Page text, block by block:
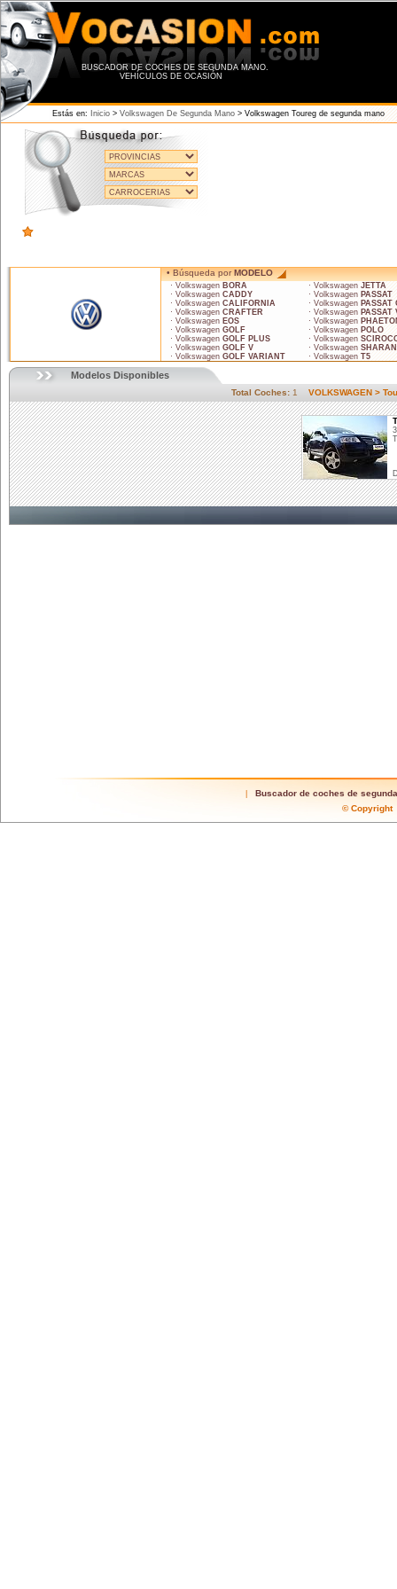
BUSCADOR DE COCHES DE SEGUNDA MANO.
VEHÍCULOS DE OCASIÓN
Estás en: Inicio > Volkswagen De Segunda Mano > Volkswagen Toureg de segunda mano
• Búsqueda porMODELO
· Volkswagen BORA
· Volkswagen CADDY
· Volkswagen CALIFORNIA
· Volkswagen CRAFTER
· Volkswagen EOS
· Volkswagen GOLF
· Volkswagen GOLF PLUS
· Volkswagen GOLF V
· Volkswagen GOLF VARIANT
· Volkswagen JETTA
· Volkswagen PASSAT
· Volkswagen PASSAT
· Volkswagen PASSAT
· Volkswagen
· Volkswagen POLO
· Volkswagen
· Volkswagen SHARAN
· Volkswagen T5
Modelos Disponibles
Total Coches: 1VOLKSWAGEN >
Buscador de coches de
©